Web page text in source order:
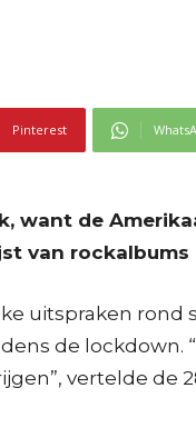
Pinterest
want de
van rockalbums
uitspraken rond
de lockdown.
vertelde de